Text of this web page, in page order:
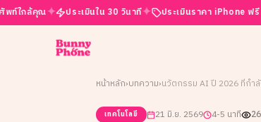
✦ ประเมินใน 30 วินาที✦ ประเมินราคา iPhone ฟรี✦ เปิดบ
หน้าหลัก›บทความ›นวัตกรรม AI ปี 2026 ที่กำลั
เทคโนโลยี 21 มิ.ย. 2569 4-5 นาที 26